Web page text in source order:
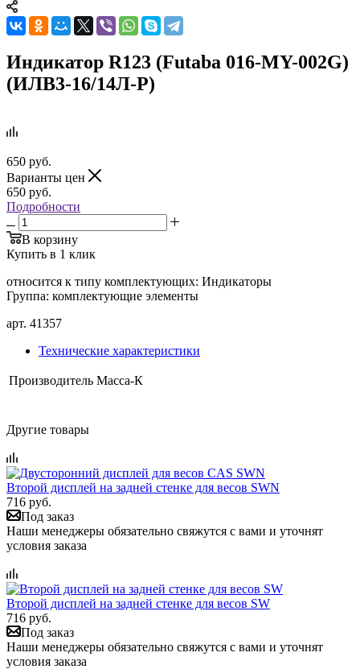
Индикатор R123 (Futaba 016-MY-002G)
(ИЛВ3-16/14Л-Р)
650 руб.
Варианты цен
650 руб.
Подробности
В корзину
Купить в 1 клик
относится к типу комплектующих: Индикаторы
Группа: комплектующие элементы
арт. 41357
Технические характеристики
Производитель Масса-К
Другие товары
Второй дисплей на задней стенке для весов SWN
716 руб.
Под заказ
Наши менеджеры обязательно свяжутся с вами и уточнят
условия заказа
Второй дисплей на задней стенке для весов SW
716 руб.
Под заказ
Наши менеджеры обязательно свяжутся с вами и уточнят
условия заказа